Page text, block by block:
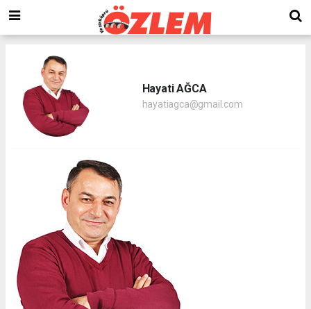
Hayati AĞCA
hayatiagca@gmail.com